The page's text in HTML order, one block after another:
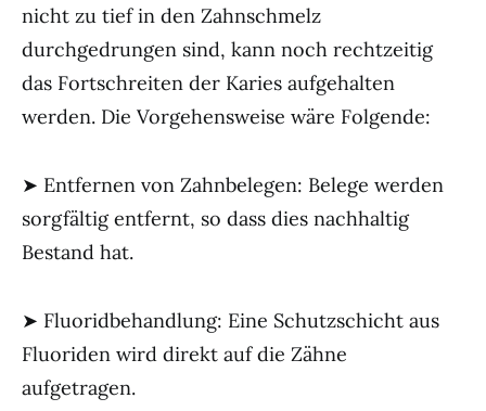
nicht zu tief in den Zahnschmelz
durchgedrungen sind, kann noch rechtzeitig
das Fortschreiten der Karies aufgehalten
werden. Die Vorgehensweise wäre Folgende:
➤ Entfernen von Zahnbelegen: Belege werden
sorgfältig entfernt, so dass dies nachhaltig
Bestand hat.
➤ Fluoridbehandlung: Eine Schutzschicht aus
Fluoriden wird direkt auf die Zähne
aufgetragen.